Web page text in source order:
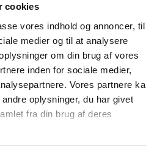
cookies
vores indhold og annoncer, til
medier og til at analysere
om din brug af vores
inden for sociale medier,
Vores partnere
oplysninger, du har givet
fra din brug af deres
morgenandagt. Her taler vi
bedt en bøn for, og vi synger
kaffe. Vi sidder i "bunden" af
kom ind og vær med!